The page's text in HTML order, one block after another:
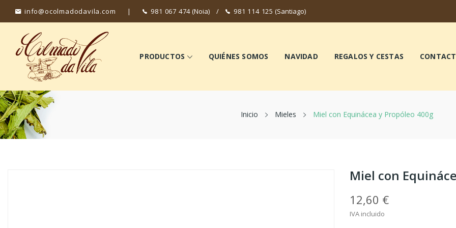
info@ocolmadodavila.com | 981 067 474(Noia) / 981 114 125 (Santiago)
PRODUCTOS QUIÉNES SOMOS NAVIDAD REGALOS Y CESTAS
Inicio Mieles Miel con Equinácea y Propóleo 400g
Miel con
12,60 €
IVA incluido